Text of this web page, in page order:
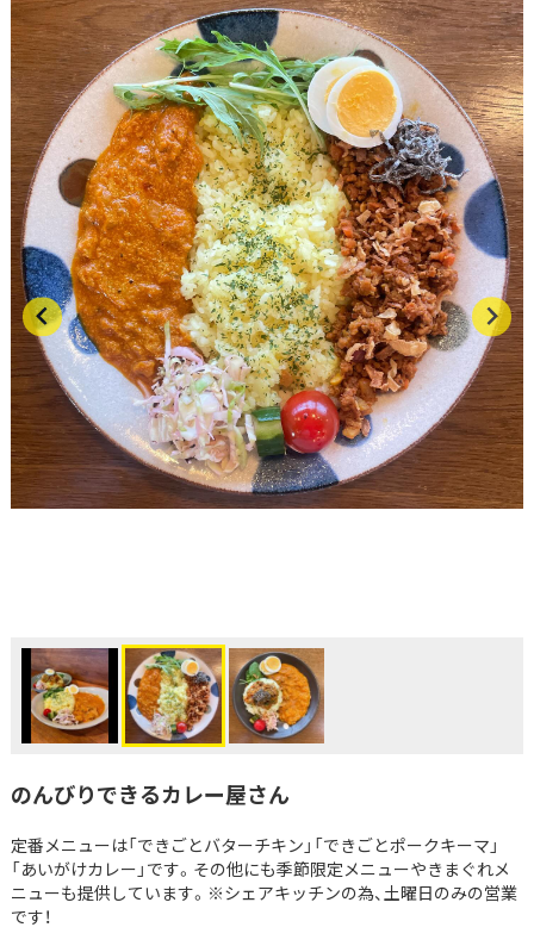
のんびりできるカレー屋さん
定番メニューは「できごとバターチキン」「できごとポークキーマ」
「あいがけカレー」です。その他にも季節限定メニューやきまぐれメ
ニューも提供しています。※シェアキッチンの為、土曜日のみの営業
です！